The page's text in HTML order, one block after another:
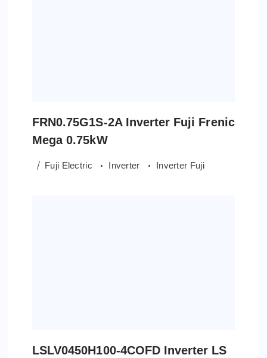
FRN0.75G1S-2A Inverter Fuji Frenic
Mega 0.75kW
Fuji Electric Inverter Inverter Fuji
LSLV0450H100-4COFD Inverter LS